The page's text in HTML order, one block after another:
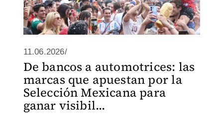
11.06.2026/
De bancos a automotrices: las
marcas que apuestan por la
Selección Mexicana para
ganar visibil...